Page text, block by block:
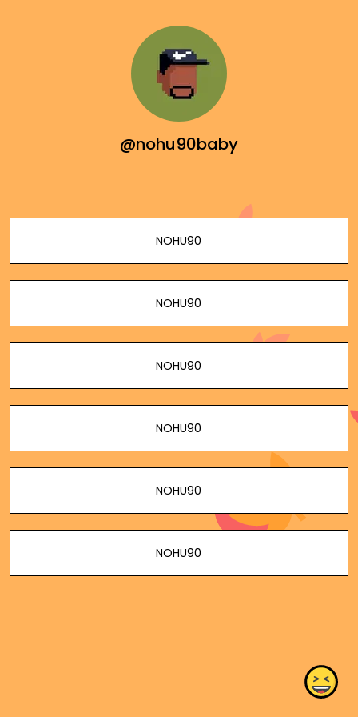
@nohu90baby
NOHU90
NOHU90
NOHU90
NOHU90
NOHU90
NOHU90